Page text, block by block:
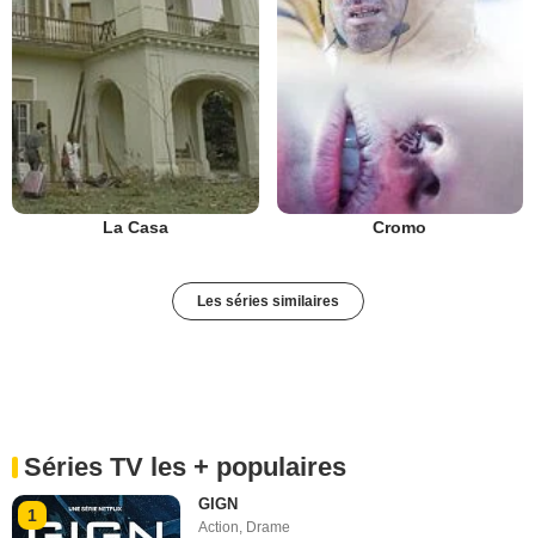
La Casa Cromo
Les séries similaires
Séries TV les + populaires
1
GIGN
Action, Drame